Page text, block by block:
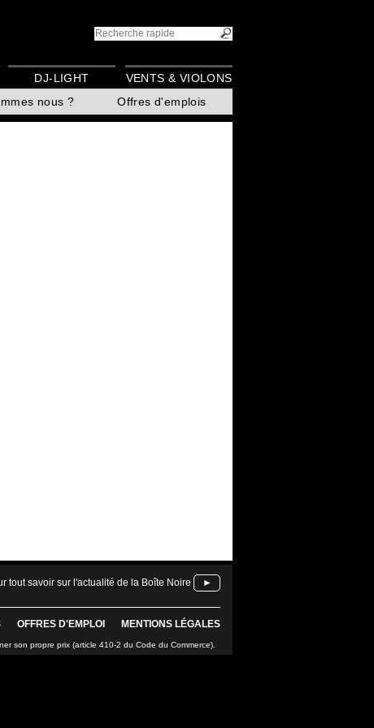
nous ? Offres d'emplois
DJ-LIGHT VENTS & VIOLONS
tout savoir sur l'actualité de la Boîte Noire ►
OFFRES D'EMPLOI MENTIONS LÉGALES
son propre prix (article 410-2 du Code du Commerce).